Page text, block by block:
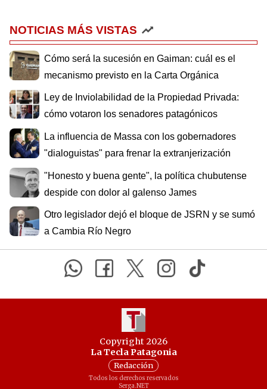
NOTICIAS MÁS VISTAS
Cómo será la sucesión en Gaiman: cuál es el
mecanismo previsto en la Carta Orgánica
Ley de Inviolabilidad de la Propiedad Privada:
cómo votaron los senadores patagónicos
La influencia de Massa con los gobernadores
"dialoguistas" para frenar la extranjerización
"Honesto y buena gente", la política chubutense
despide con dolor al galenso James
Otro legislador dejó el bloque de JSRN y se sumó
a Cambia Río Negro
Copyright 2026
La Tecla Patagonia
Redacción
Todos los derechos reservados
Serga.NET